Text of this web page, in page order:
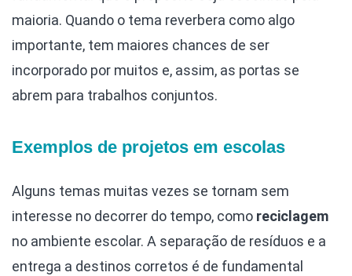
maioria. Quando o tema reverbera como algo
importante, tem maiores chances de ser
incorporado por muitos e, assim, as portas se
abrem para trabalhos conjuntos.
Exemplos de projetos em escolas
Alguns temas muitas vezes se tornam sem
interesse no decorrer do tempo, como reciclagem
no ambiente escolar. A separação de resíduos e a
entrega a destinos corretos é de fundamental